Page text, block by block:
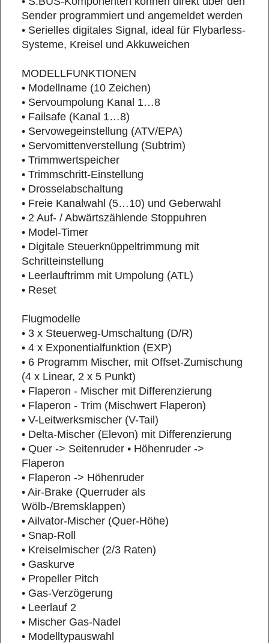
Sender programmiert und angemeldet werden
• Serielles digitales Signal, ideal für Flybarless-
Systeme, Kreisel und Akkuweichen
MODELLFUNKTIONEN
• Modellname (10 Zeichen)
• Servoumpolung Kanal 1…8
• Failsafe (Kanal 1…8)
• Servowegeinstellung (ATV/EPA)
• Servomittenverstellung (Subtrim)
• Trimmwertspeicher
• Trimmschritt-Einstellung
• Drosselabschaltung
• Freie Kanalwahl (5…10) und Geberwahl
• 2 Auf- / Abwärtszählende Stoppuhren
• Model-Timer
• Digitale Steuerknüppeltrimmung mit
Schritteinstellung
• Leerlauftrimm mit Umpolung (ATL)
• Reset
Flugmodelle
• 3 x Steuerweg-Umschaltung (D/R)
• 4 x Exponentialfunktion (EXP)
• 6 Programm Mischer, mit Offset-Zumischung
(4 x Linear, 2 x 5 Punkt)
• Flaperon - Mischer mit Differenzierung
• Flaperon - Trim (Mischwert Flaperon)
• V-Leitwerksmischer (V-Tail)
• Delta-Mischer (Elevon) mit Differenzierung
• Quer -> Seitenruder • Höhenruder ->
Flaperon
• Flaperon -> Höhenruder
• Air-Brake (Querruder als
Wölb-/Bremsklappen)
• Ailvator-Mischer (Quer-Höhe)
• Snap-Roll
• Kreiselmischer (2/3 Raten)
• Gaskurve
• Propeller Pitch
• Gas-Verzögerung
• Leerlauf 2
• Mischer Gas-Nadel
• Modelltypauswahl